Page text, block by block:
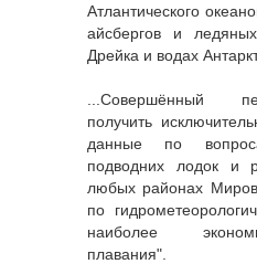
Атлантического
айсбергов и
Дрейка и водах
...Совершённый
получить
данные по
подводних лодок и
любых районах
по
наиболее
плавания".